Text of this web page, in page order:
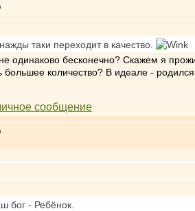
таки переходит в качество.
одинаково бесконечно? Скажем я
количество? В идеале -
бог - Ребёнок.